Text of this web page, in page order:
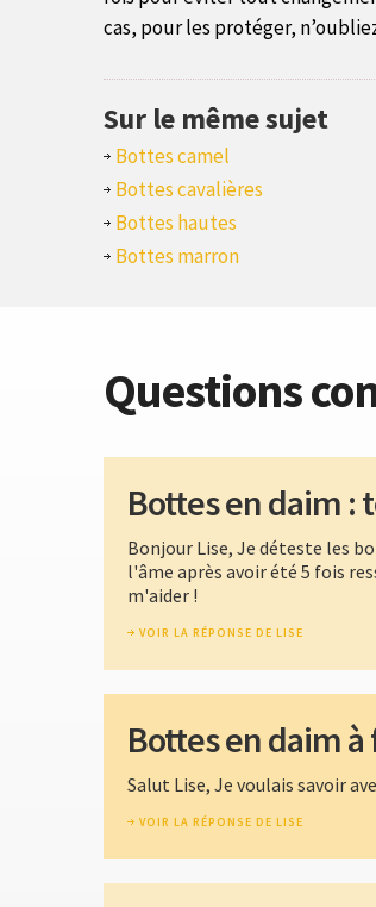
cas, pour les protéger,
Sur le même sujet
Bottes camel
Bottes cavalières
Bottes hautes
Bottes marron
Questions
Bottes en daim :
Bonjour Lise, Je déteste les
l'âme après avoir été 5 fois
m'aider !
VOIR LA RÉPONSE DE LISE
Bottes en daim
Salut Lise, Je voulais savoir
VOIR LA RÉPONSE DE LISE